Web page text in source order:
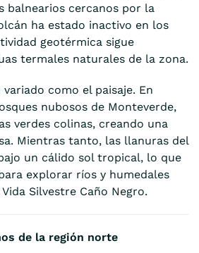
balnearios cercanos por la
ha estado inactivo en los
geotérmica sigue
termales naturales de la zona.
como el paisaje. En
nubosos de Monteverde,
verdes colinas, creando una
Mientras tanto, las llanuras del
un cálido sol tropical, lo que
explorar ríos y humedales
Silvestre Caño Negro.
de la región norte